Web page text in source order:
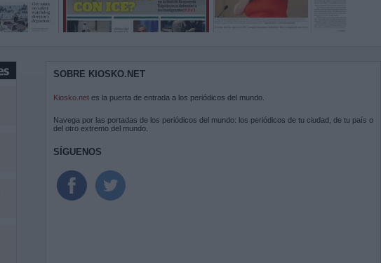
SOBRE KIOSKO.NET
Kiosko.net es la puerta de entrada a los periódicos del mundo.
Navega por las portadas de los periódicos del mundo: los periódicos de tu ciudad, de tu país o
del otro extremo del mundo.
SÍGUENOS